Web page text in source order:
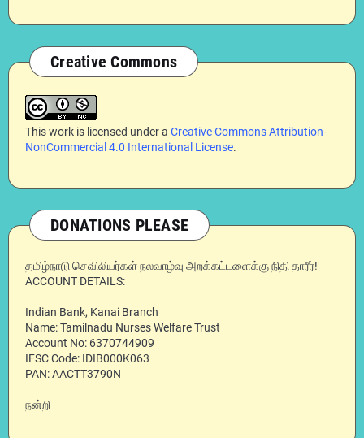
Creative Commons
This work is licensed under a Creative Commons Attribution-
NonCommercial 4.0 International License.
DONATIONS PLEASE
தமிழ்நாடு செவிலியர்கள் நலவாழ்வு அறக்கட்டளைக்கு நிதி தாரீர்!
ACCOUNT DETAILS:
Indian Bank, Kanai Branch
Name: Tamilnadu Nurses Welfare Trust
Account No: 6370744909
IFSC Code: IDIB000K063
PAN: AACTT3790N
நன்றி